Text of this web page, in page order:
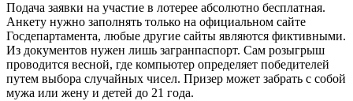
Подача заявки на участие в лотерее абсолютно бесплатная.
Анкету нужно заполнять только на официальном сайте
Госдепартамента, любые другие сайты являются фиктивными.
Из документов нужен лишь загранпаспорт. Сам розыгрыш
проводится весной, где компьютер определяет победителей
путем выбора случайных чисел. Призер может забрать с собой
мужа или жену и детей до 21 года.